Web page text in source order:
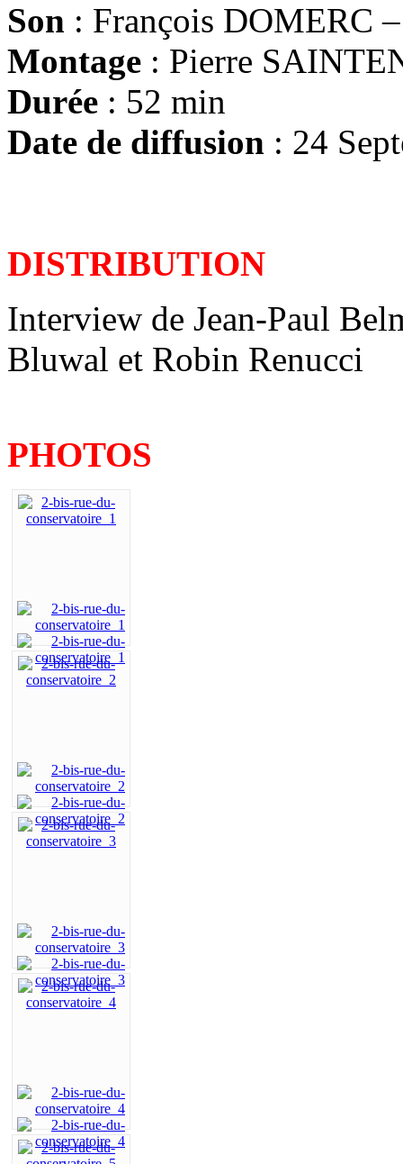
Son : François DOMERC
Montage : Pierre
Durée : 52 min
Date de diffusion : 24
DISTRIBUTION
Interview de Jean-Paul
Bluwal et Robin Renucci
PHOTOS